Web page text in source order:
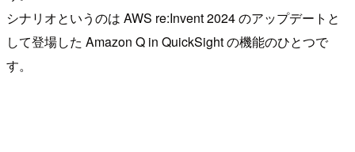
シナリオというのは AWS re:Invent 2024 のアップデートと
して登場した Amazon Q in QuickSight の機能のひとつで
す。